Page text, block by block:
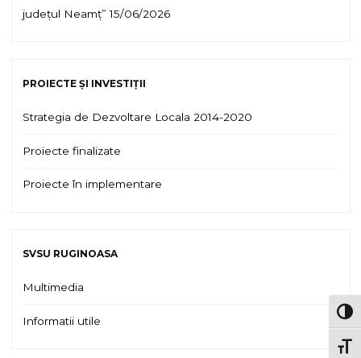
județul Neamț” 15/06/2026
PROIECTE ȘI INVESTIȚII
Strategia de Dezvoltare Locala 2014-2020
Proiecte finalizate
Proiecte în implementare
SVSU RUGINOASA
Multimedia
Informatii utile